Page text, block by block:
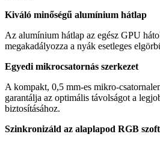
Kiváló minőségű alumínium hátlap
Az alumínium hátlap az egész GPU
megakadályozza a nyák esetleges
Egyedi mikrocsatornás szerkezet
A kompakt, 0,5 mm-es mikro-
garantálja az optimális távolságot a
biztosításához.
Szinkronizáld az alaplapod RGB